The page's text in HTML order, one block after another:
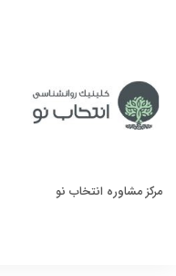
مرکز مشاوره انتخاب نو